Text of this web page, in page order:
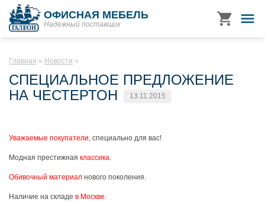
ОФИСНАЯ МЕБЕЛЬ
Надежный поставщик
Главная Новости
СПЕЦИАЛЬНОЕ ПРЕДЛОЖЕНИЕ
НА ЧЕСТЕРТОН
13.11.2015
Уважаемые покупатели, специально для вас!
Модная престижная классика.
Обивочный материал нового поколения.
Наличие на складе в Москве.